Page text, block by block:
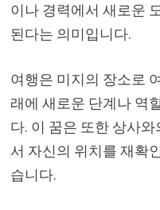
이나 경력에서 새로운
된다는 의미입니다.
여행은 미지의 장소로
래에 새로운 단계나 역
다. 이 꿈은 또한 상사
서 자신의 위치를 재확
습니다.